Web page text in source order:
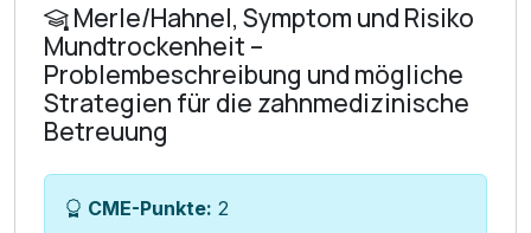
Merle/Hahnel, Symptom und Risiko
Mundtrockenheit –
Problembeschreibung und mögliche
Strategien für die zahnmedizinische
Betreuung
CME-Punkte: 2